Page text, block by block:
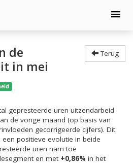
Terug
de
in mei
gepresteerde uren uitzendarbeid
de vorige maand (op basis van
gecorrigeerde cijfers). Dit
positieve evolutie in beide
uren nam toe
en met +0,86% in het